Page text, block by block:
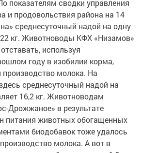
показателям сводки управления
и продовольствия района на 14
среднесуточный надой на одну
22 кг. Животноводы КФХ «Низамов»
используя
году в изобилии корма,
молока. На
среднесуточный надой на
16,2 кг. Животноводам
Дрожжаное» в результате
питания животных обогащенных
биодобавок тоже удалось
молока. А вот в